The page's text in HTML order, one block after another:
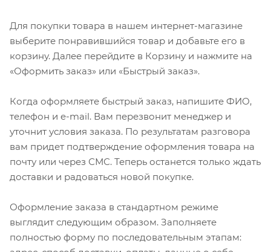
Для покупки товара в нашем интернет-магазине
выберите понравившийся товар и добавьте его в
корзину. Далее перейдите в Корзину и нажмите на
«Оформить заказ» или «Быстрый заказ».
Когда оформляете быстрый заказ, напишите ФИО,
телефон и e-mail. Вам перезвонит менеджер и
уточнит условия заказа. По результатам разговора
вам придет подтверждение оформления товара на
почту или через СМС. Теперь останется только ждать
доставки и радоваться новой покупке.
Оформление заказа в стандартном режиме
выглядит следующим образом. Заполняете
полностью форму по последовательным этапам: